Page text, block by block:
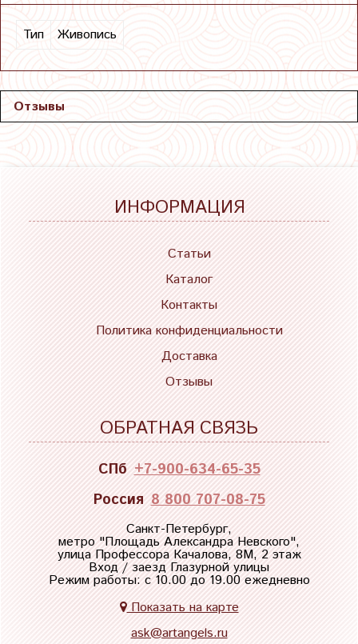
Тип Живопись
Отзывы
ИНФОРМАЦИЯ
Статьи
Каталог
Контакты
Политика конфиденциальности
Доставка
Отзывы
ОБРАТНАЯ СВЯЗЬ
СПб +7-900-634-65-35
Россия 8 800 707-08-75
Санкт-Петербург,
метро "Площадь Александра Невского",
улица Профессора Качалова, 8М, 2 этаж
Вход / заезд Глазурной улицы
Режим работы: с 10.00 до 19.00 ежедневно
Показать на карте
ask@artangels.ru